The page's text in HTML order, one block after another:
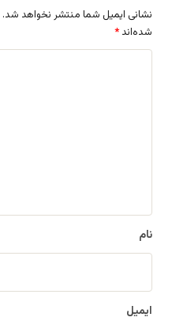
نشانی ایمیل شما منتشر نخواهد شد.
شده‌اند *
نام
ایمیل